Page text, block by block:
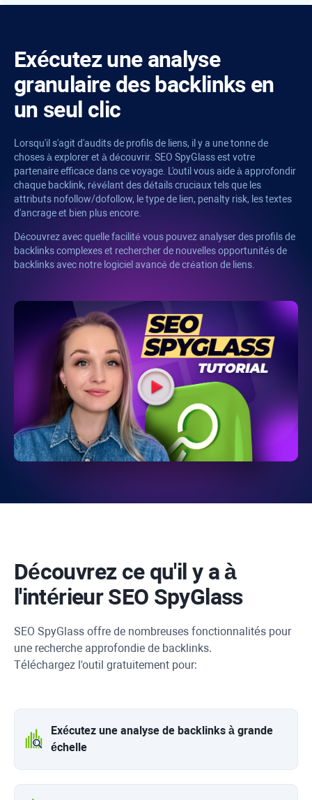
Exécutez une analyse
granulaire des backlinks en
un seul clic
Lorsqu'il s'agit d'audits de profils de liens, il y a une tonne de
choses à explorer et à découvrir. SEO SpyGlassest votre
partenaire efficace dans ce voyage. L'outil vous aide à approfondir
chaque backlink, révélant des détails cruciaux tels que les
attributs nofollow/dofollow, le type de lien, penalty risk, les textes
d'ancrage et bien plus encore.
Découvrez avec quelle facilité vous pouvez analyser des profils de
backlinks complexes et rechercher de nouvelles opportunités de
backlinks avec notre logiciel avancé de création de liens.
Découvrez ce qu'il y a à
l'intérieurSEO SpyGlass
SEO SpyGlass offre de nombreuses fonctionnalités pour
une recherche approfondie de backlinks.
Téléchargez l'outil gratuitement pour:
Exécutez une analyse de backlinks à grande
échelle